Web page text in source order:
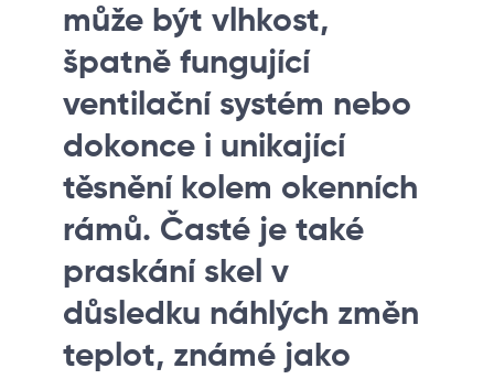
může být vlhkost,
špatně fungující
ventilační systém nebo
dokonce i unikající
těsnění kolem okenních
rámů. Časté je také
praskání skel v
důsledku náhlých změn
teplot, známé jako